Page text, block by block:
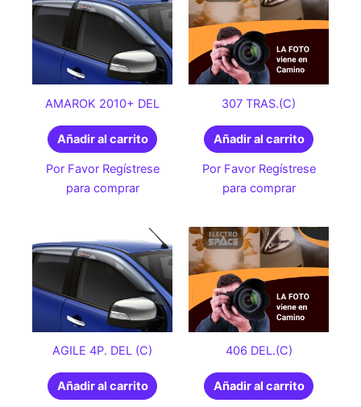
AMAROK 2010+ DEL
Añadir al carrito
Por Favor Regístrese
para comprar
307 TRAS.(C)
Añadir al carrito
Por Favor Regístrese
para comprar
AGILE 4P. DEL (C)
Añadir al carrito
406 DEL.(C)
Añadir al carrito